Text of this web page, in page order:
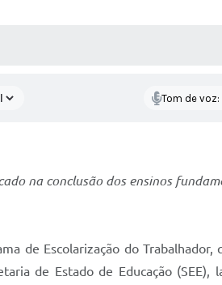
Tom de voz:
na conclusão dos ensinos
de Escolarização do
de Estado de Educação